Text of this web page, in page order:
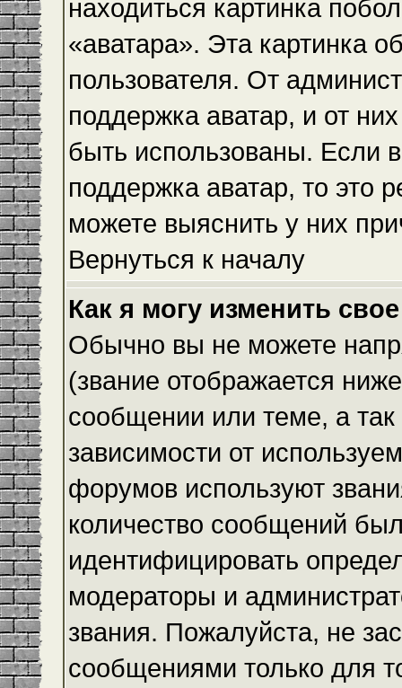
находиться картинка
«аватара». Эта картинка
пользователя. От
поддержка аватар, и от
быть использованы. Если
поддержка аватар, то это
можете выяснить у них
Вернуться к началу
Как я могу изменить
Обычно вы не можете
(звание отображается
сообщении или теме, а
зависимости от
форумов используют
количество сообщений
идентифицировать
модераторы и
звания. Пожалуйста, не
сообщениями только для